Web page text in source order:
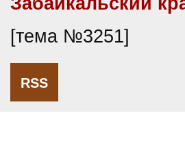
[тема №3251]
RSS